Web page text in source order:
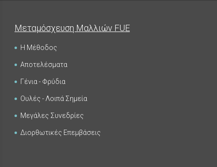
ΜΕΤΑΜΟΣΧΕΥΣΗ ΜΑΛΛΙΩΝ
Μεταμόσχευση Μαλλιών FUE
Η Μέθοδος
Αποτελέσματα
Γένια - Φρύδια
Ουλές - Λοιπά Σημεία
Μεγάλες Συνεδρίες
Διορθωτικές Επεμβάσεις